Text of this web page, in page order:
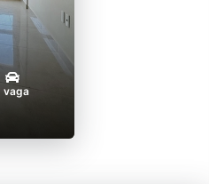
vaga